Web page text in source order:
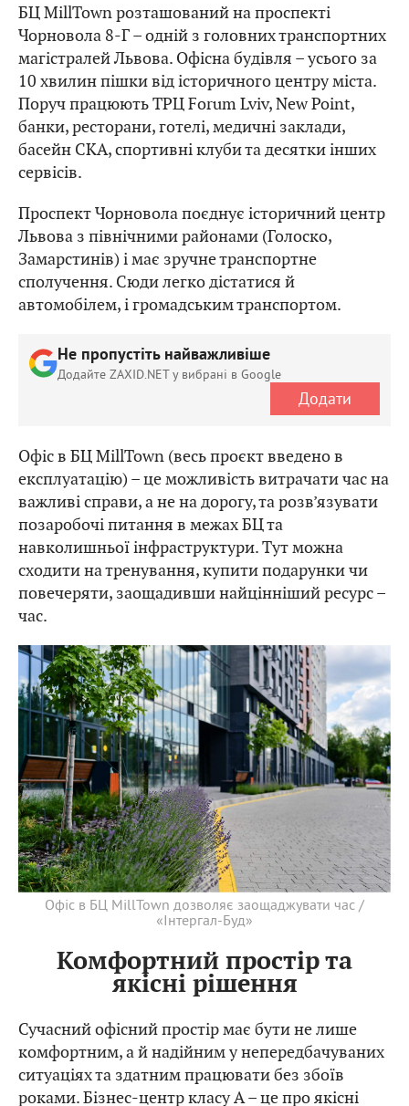
БЦ MillTown розташований на проспекті
Чорновола 8-Г – одній з головних транспортних
магістралей Львова. Офісна будівля – усього за
10 хвилин пішки від історичного центру міста.
Поруч працюють ТРЦ Forum Lviv, New Point,
банки, ресторани, готелі, медичні заклади,
басейн СКА, спортивні клуби та десятки інших
сервісів.
Проспект Чорновола поєднує історичний центр
Львова з північними районами (Голоско,
Замарстинів) і має зручне транспортне
сполучення. Сюди легко дістатися й
автомобілем, і громадським транспортом.
Не пропустіть найважливіше
Додайте ZAXID.NET у вибрані в Google
Додати
Офіс в БЦ MillTown (весь проєкт введено в
експлуатацію) – це можливість витрачати час на
важливі справи, а не на дорогу, та розв’язувати
позаробочі питання в межах БЦ та
навколишньої інфраструктури. Тут можна
сходити на тренування, купити подарунки чи
повечеряти, заощадивши найцінніший ресурс –
час.
Офіс в БЦ MillTown дозволяє заощаджувати час /
«Інтергал-Буд»
Комфортний простір та
якісні рішення
Сучасний офісний простір має бути не лише
комфортним, а й надійним у непередбачуваних
ситуаціях та здатним працювати без збоїв
роками. Бізнес-центр класу А – це про якісні